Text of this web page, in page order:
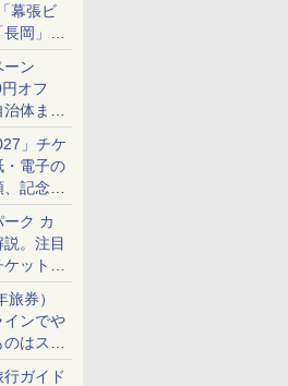
幕張ビ
岡」な
押し！
ーン
オフ
体まと
」チケ
・電子の
記念チ
ク カ
。注目
ット手
準備は？
券）
インでや
はスマ
み
ガイド